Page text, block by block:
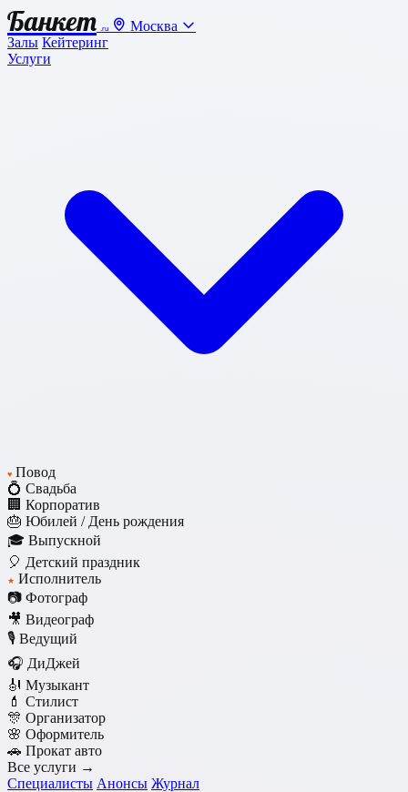
Банкет .ru
Москва
Залы Кейтеринг
Услуги
♥ Повод
💍 Свадьба
🏢 Корпоратив
🎂 Юбилей / День рождения
🎓 Выпускной
🎈 Детский праздник
★ Исполнитель
📷 Фотограф
🎥 Видеограф
🎙️ Ведущий
🎧 ДиДжей
🎻 Музыкант
💄 Стилист
🎊 Организатор
🌸 Оформитель
🚗 Прокат авто
Все услуги →
Специалисты Анонсы Журнал